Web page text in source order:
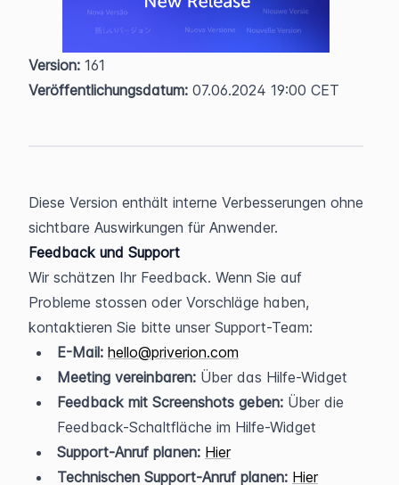
Version: 161
Veröffentlichungsdatum: 07.06.2024 19:00 CET
Diese Version enthält interne Verbesserungen ohne
sichtbare Auswirkungen für Anwender.
Feedback und Support
Wir schätzen Ihr Feedback. Wenn Sie auf
Probleme stossen oder Vorschläge haben,
kontaktieren Sie bitte unser Support-Team:
E-Mail: hello@priverion.com
Meeting vereinbaren: Über das Hilfe-Widget
Feedback mit Screenshots geben: Über die
Feedback-Schaltfläche im Hilfe-Widget
Support-Anruf planen: Hier
Technischen Support-Anruf planen: Hier